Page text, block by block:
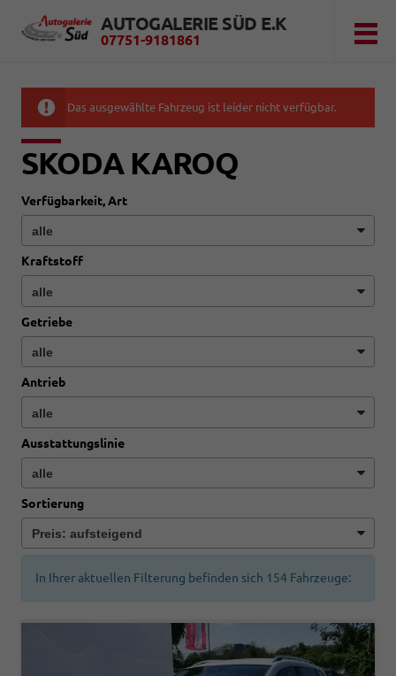
AUTOGALERIE SÜD E.K
07751-9181861
Das ausgewählte Fahrzeug ist leider nicht verfügbar.
SKODA KAROQ
Verfügbarkeit, Art
Kraftstoff
Getriebe
Antrieb
Ausstattungslinie
Sortierung
In Ihrer aktuellen Filterung befinden sich 154 Fahrzeuge: